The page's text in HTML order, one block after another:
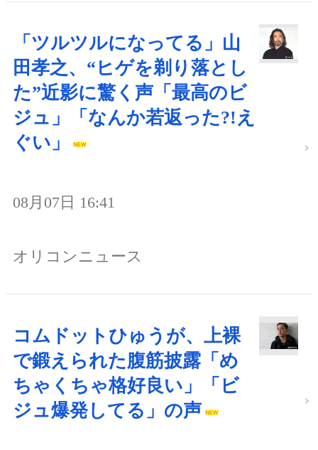
「ツルツルになってる」山
田孝之、“ヒゲを剃り落とし
た”近影に驚く声「最高のビ
ジュ」「なんか若返った?!え
ぐい」
08月07日 16:41
オリコンニュース
コムドットひゅうが、上裸
で鍛えられた腹筋披露「め
ちゃくちゃ格好良い」「ビ
ジュ爆発してる」の声